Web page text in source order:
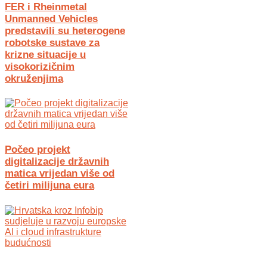
FER i Rheinmetal
Unmanned Vehicles
predstavili su heterogene
robotske sustave za
krizne situacije u
visokorizičnim
okruženjima
Počeo projekt
digitalizacije državnih
matica vrijedan više od
četiri milijuna eura